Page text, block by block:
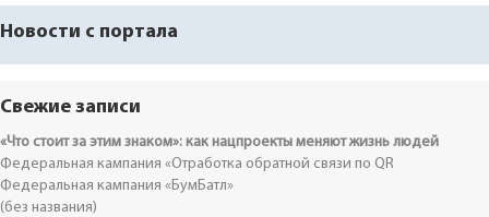
Новости с портала
Свежие записи
«Что стоит за этим знаком»: как нацпроекты меняют жизнь людей
Федеральная кампания «Отработка обратной связи по QR
Федеральная кампания «БумБатл»
(без названия)